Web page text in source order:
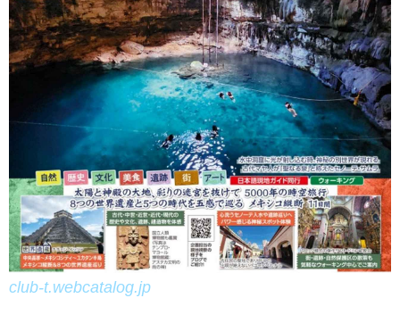
club-t.webcatalog.jp